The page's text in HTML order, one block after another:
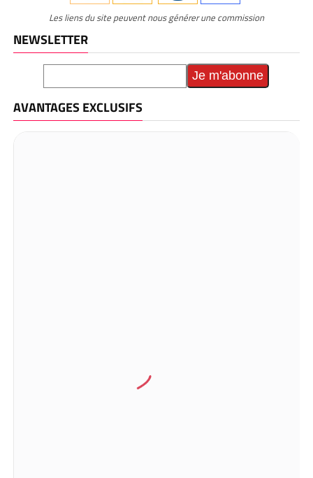
Les liens du site peuvent nous générer une commission
NEWSLETTER
AVANTAGES EXCLUSIFS